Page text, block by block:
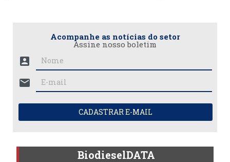
Acompanhe as notícias do setor
Assine nosso boletim
account_box
mail
CADASTRAR E-MAIL
BiodieselDATA